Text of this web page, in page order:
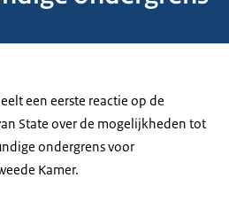
een eerste reactie op de
State over de mogelijkheden tot
ondergrens voor
Kamer.